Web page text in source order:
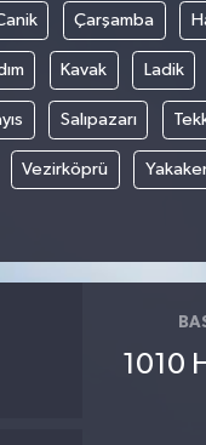
Çarşamba
Kavak Ladik
Salıpazarı
Vezirköprü
1010